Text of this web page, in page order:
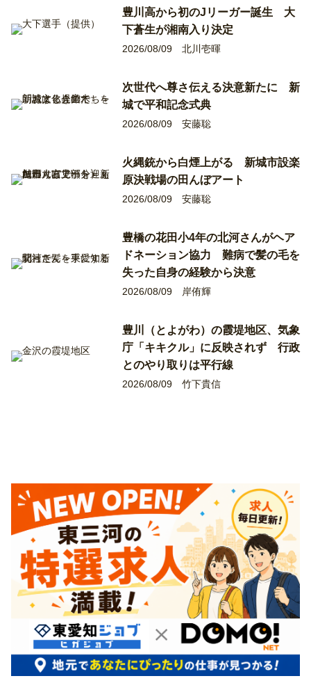
豊川高から初のJリーガー誕生 大
下蒼生が湘南入り決定
2026/08/09 北川壱暉
次世代へ尊さ伝える決意新たに 新
城で平和記念式典
2026/08/09 安藤聡
火縄銃から白煙上がる 新城市設楽
原決戦場の田んぼアート
2026/08/09 安藤聡
豊橋の花田小4年の北河さんがヘア
ドネーション協力 難病で髪の毛を
失った自身の経験から決意
2026/08/09 岸侑輝
豊川（とよがわ）の霞堤地区、気象
庁「キキクル」に反映されず 行政
とのやり取りは平行線
2026/08/09 竹下貴信